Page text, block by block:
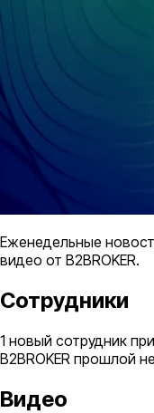
Еженедельные
видео от B2BROKER.
Сотрудники
1 новый сотрудник
B2BROKER прошлой
Видео